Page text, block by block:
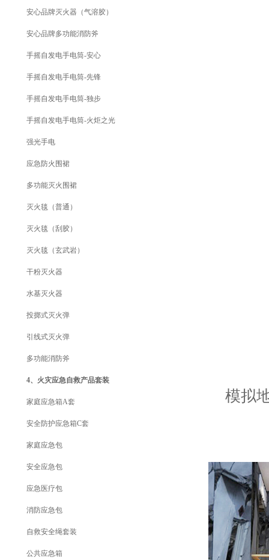
安心品牌灭火器（气溶胶）
安心品牌多功能消防斧
手摇自发电手电筒-安心
手摇自发电手电筒-先锋
手摇自发电手电筒-独步
手摇自发电手电筒-火炬之光
强光手电
应急防火围裙
多功能灭火围裙
灭火毯（普通）
灭火毯（刮胶）
灭火毯（玄武岩）
干粉灭火器
水基灭火器
投掷式灭火弹
引线式灭火弹
多功能消防斧
4、火灾应急自救产品套装
家庭应急箱A套
安全防护应急箱C套
家庭应急包
安全应急包
应急医疗包
消防应急包
自救安全绳套装
公共应急箱
模拟地